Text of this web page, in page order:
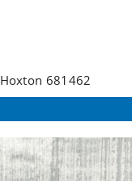
Hoxton 681462